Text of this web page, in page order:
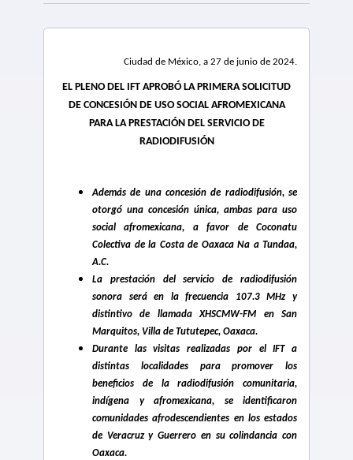
Ciudad de México, a 27 de junio de 2024.
EL PLENO DEL IFT APROBÓ LA PRIMERA SOLICITUD
DE CONCESIÓN DE USO SOCIAL AFROMEXICANA
PARA LA PRESTACIÓN DEL SERVICIO DE
RADIODIFUSIÓN
Además de una concesión de radiodifusión, se
otorgó una concesión única, ambas para uso
social afromexicana, a favor de Coconatu
Colectiva de la Costa de Oaxaca Na a Tundaa,
A.C.
La prestación del servicio de radiodifusión
sonora será en la frecuencia 107.3 MHz y
distintivo de llamada XHSCMW-FM en San
Marquitos, Villa de Tututepec, Oaxaca.
Durante las visitas realizadas por el IFT a
distintas localidades para promover los
beneficios de la radiodifusión comunitaria,
indígena y afromexicana, se identificaron
comunidades afrodescendientes en los estados
de Veracruz y Guerrero en su colindancia con
Oaxaca.